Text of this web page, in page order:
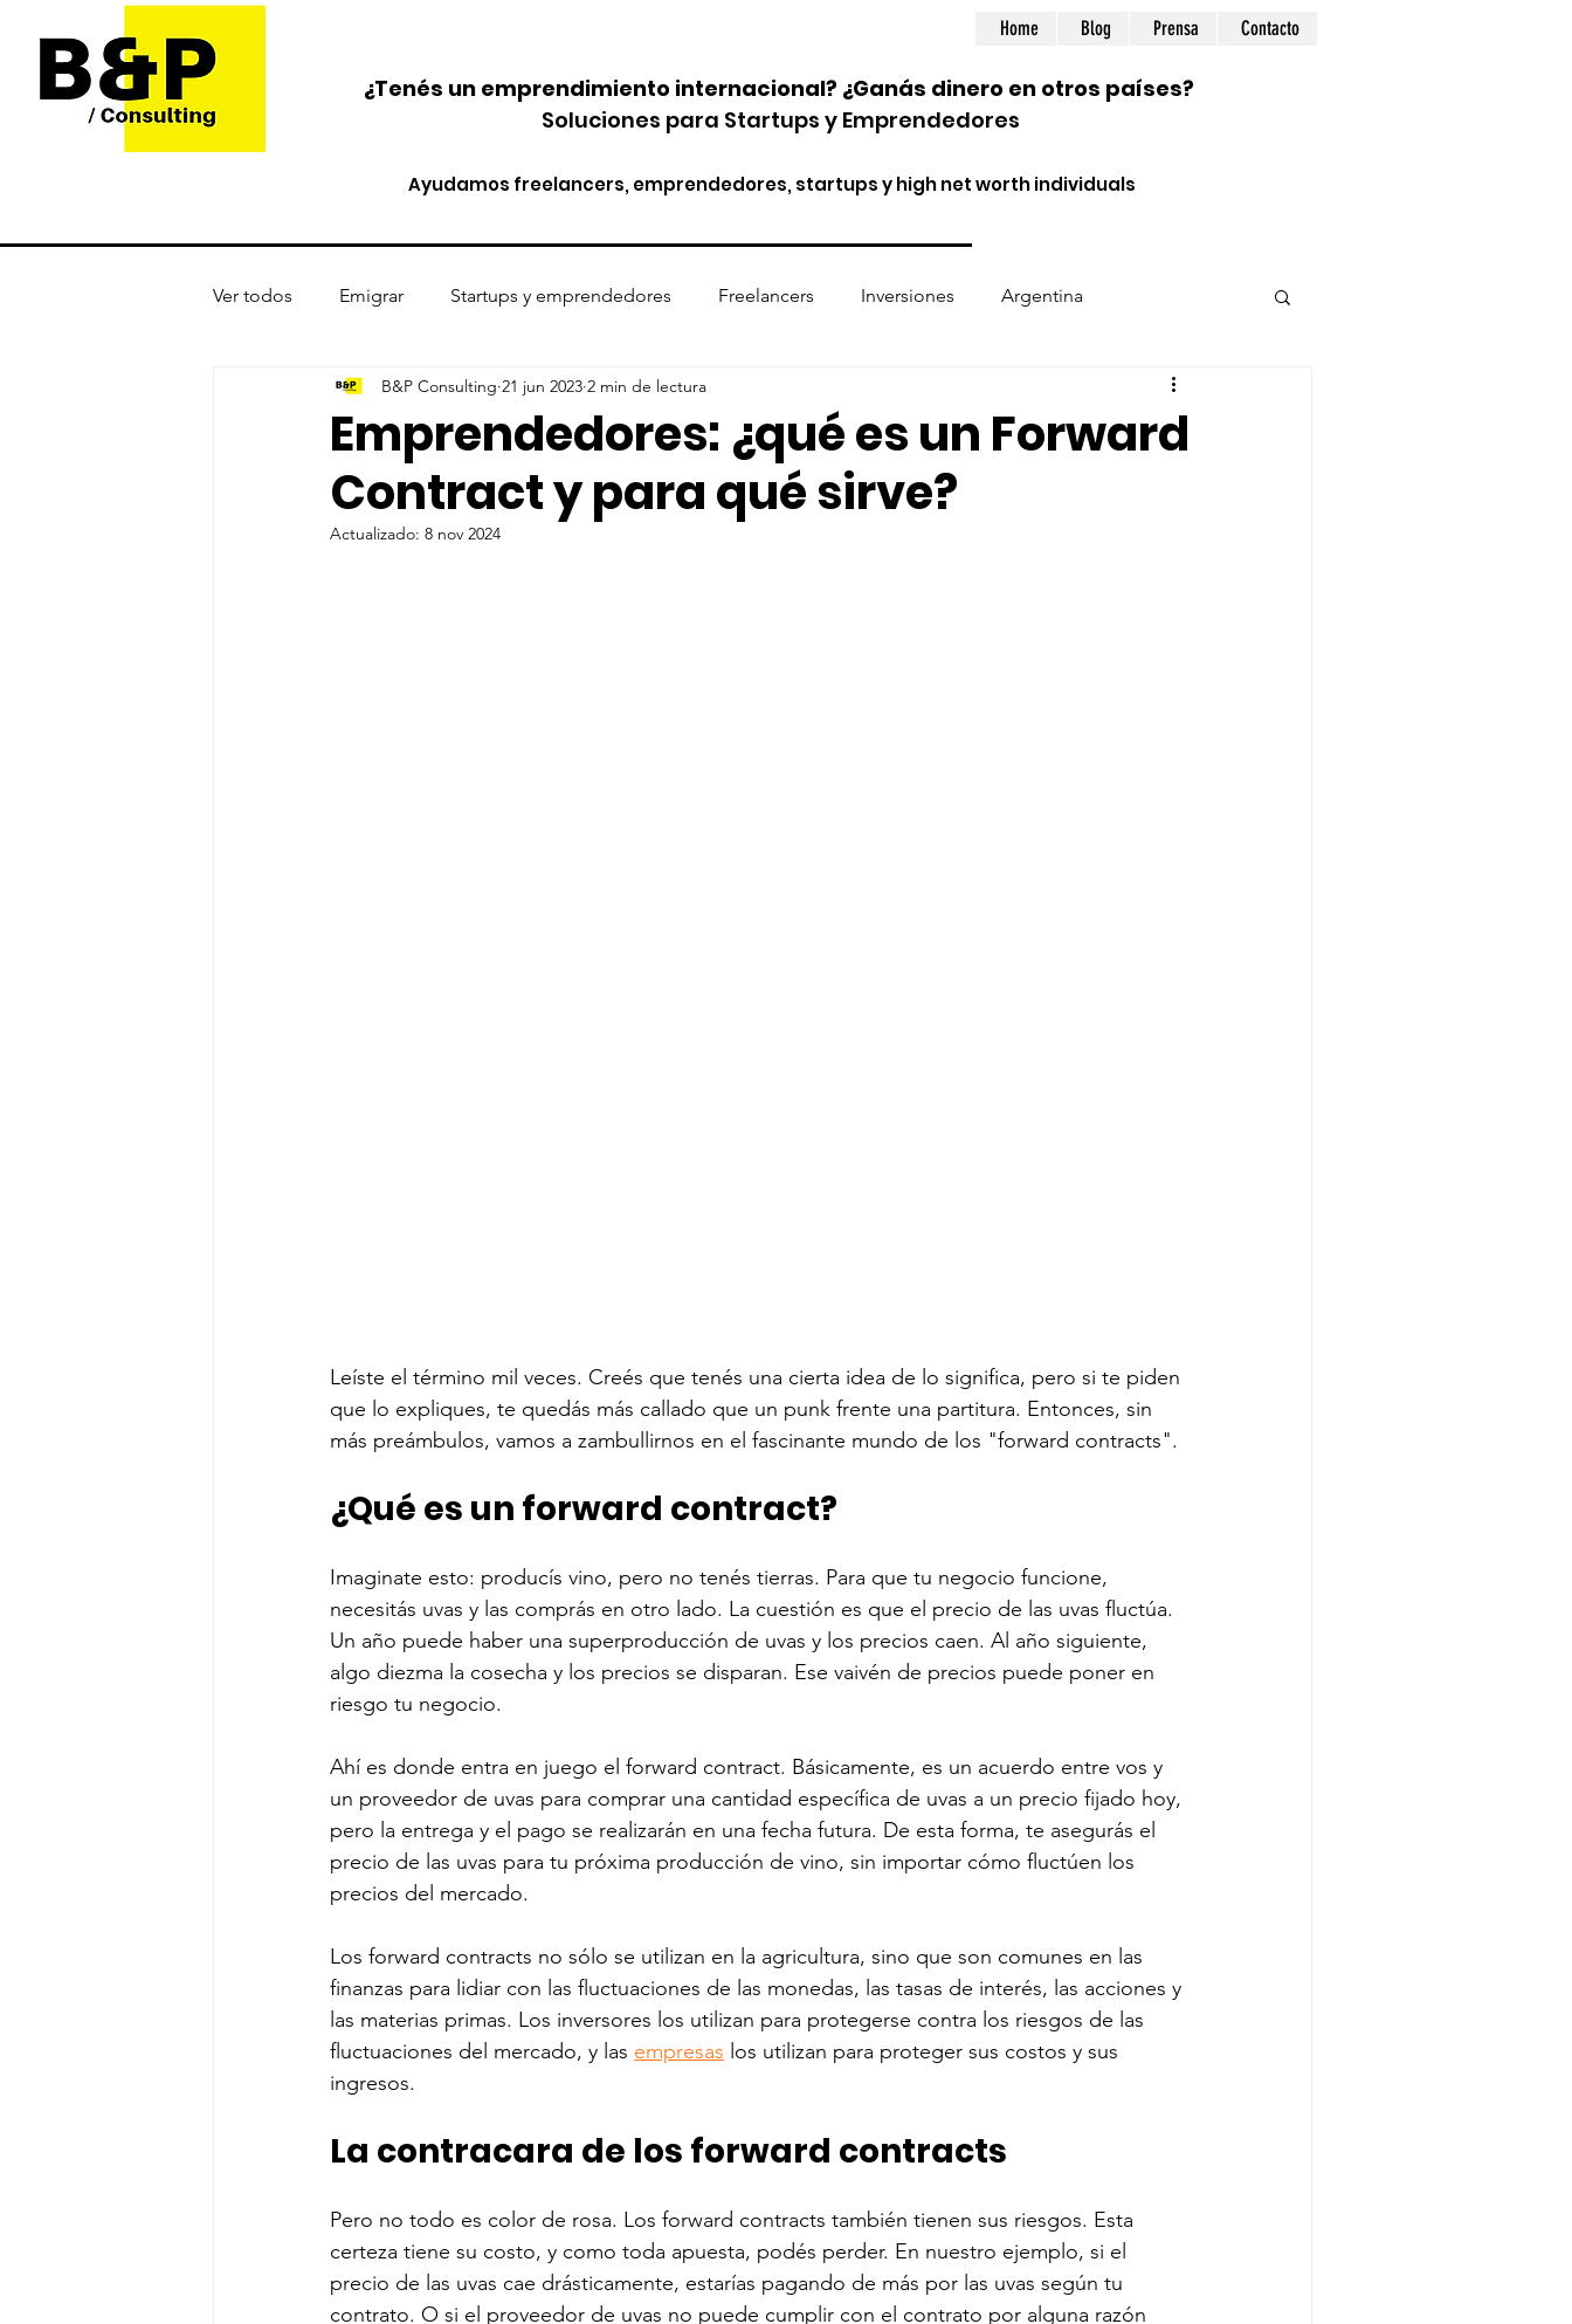
¿Tenés un emprendimiento internacional? ¿Ganás dinero en otros países?
Soluciones para Startups y Emprendedores
Ayudamos freelancers, emprendedores, startups y high net worth individuals
Home Blog Prensa Contacto
Ver todos Emigrar Startups y emprendedores Freelancers Inversiones Argentina
Protección de activos Criptomonedas Entidades financieras Prepping
Emprendedores: ¿qué es un Forward
Contract y para qué sirve?
B&P Consulting 21 jun 2023 2 min de lectura
Actualizado: 8 nov 2024
Leíste el término mil veces. Creés que tenés una cierta idea de lo significa, pero si te piden
que lo expliques, te quedás más callado que un punk frente una partitura. Entonces, sin
más preámbulos, vamos a zambullirnos en el fascinante mundo de los "forward contracts".
¿Qué es un forward contract?
Imaginate esto: producís vino, pero no tenés tierras. Para que tu negocio funcione,
necesitás uvas y las comprás en otro lado. La cuestión es que el precio de las uvas fluctúa.
Un año puede haber una superproducción de uvas y los precios caen. Al año siguiente,
algo diezma la cosecha y los precios se disparan. Ese vaivén de precios puede poner en
riesgo tu negocio.
Ahí es donde entra en juego el forward contract. Básicamente, es un acuerdo entre vos y
un proveedor de uvas para comprar una cantidad específica de uvas a un precio fijado hoy,
pero la entrega y el pago se realizarán en una fecha futura. De esta forma, te asegurás el
precio de las uvas para tu próxima producción de vino, sin importar cómo fluctúen los
precios del mercado.
Los forward contracts no sólo se utilizan en la agricultura, sino que son comunes en las
finanzas para lidiar con las fluctuaciones de las monedas, las tasas de interés, las acciones y
las materias primas. Los inversores los utilizan para protegerse contra los riesgos de las
fluctuaciones del mercado, y las empresas los utilizan para proteger sus costos y sus
ingresos.
La contracara de los forward contracts
Pero no todo es color de rosa. Los forward contracts también tienen sus riesgos. Esta
certeza tiene su costo, y como toda apuesta, podés perder. En nuestro ejemplo, si el
precio de las uvas cae drásticamente, estarías pagando de más por las uvas según tu
contrato. O si el proveedor de uvas no puede cumplir con el contrato por alguna razón